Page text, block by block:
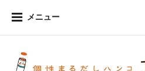
メニュー